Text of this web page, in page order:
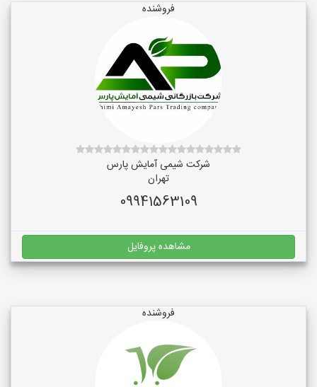
فروشنده
شرکت شیمی آمایش پارس
تهران
09941563109
مشاهده پروفایل
فروشنده